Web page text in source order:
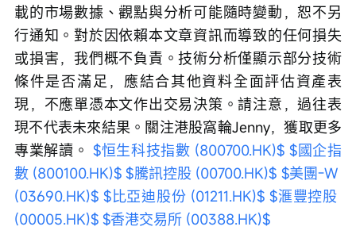
載的市場數據、觀點與分析可能隨時變動，恕不另
行通知。對於因依賴本文章資訊而導致的任何損失
或損害，我們概不負責。技術分析僅顯示部分技術
條件是否滿足，應結合其他資料全面評估資產表
現，不應單憑本文作出交易決策。請注意，過往表
現不代表未來結果。關注港股窩輪Jenny，獲取更多
專業解讀。 $恒生科技指數 (800700.HK)$ $國企指
數 (800100.HK)$ $騰訊控股 (00700.HK)$ $美團-W
(03690.HK)$ $比亞迪股份 (01211.HK)$ $滙豐控股
(00005.HK)$ $香港交易所 (00388.HK)$